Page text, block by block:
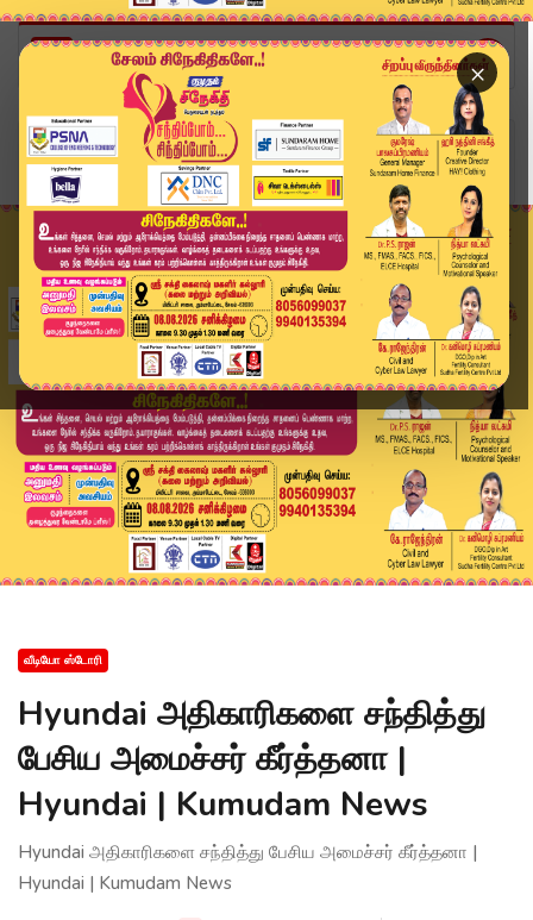
×
Home
வீடியோ ஸ்டோரி
Hyundai அதிகாரிகளை சந்தித்து பேசிய அமைச்சர் கீர...
வீடியோ ஸ்டோரி
Hyundai அதிகாரிகளை சந்தித்து
பேசிய அமைச்சர் கீர்த்தனா |
Hyundai | Kumudam News
Hyundai அதிகாரிகளை சந்தித்து பேசிய அமைச்சர் கீர்த்தனா |
Hyundai | Kumudam News